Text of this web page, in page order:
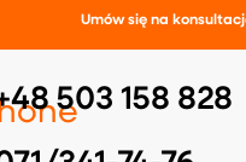
Umów się na
503 158 828